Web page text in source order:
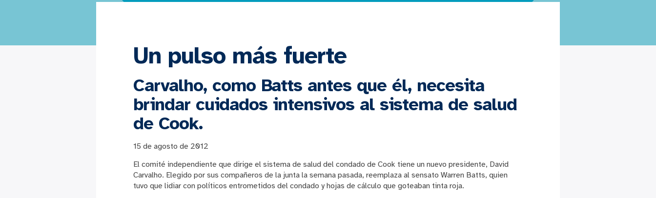
Un pulso más fuerte
Carvalho, como Batts antes que él, necesita
brindar cuidados intensivos al sistema de salud
de Cook.
15 de agosto de 2012
El comité independiente que dirige el sistema de salud del condado de Cook tiene un nuevo presidente, David
Carvalho. Elegido por sus compañeros de la junta la semana pasada, reemplaza al sensato Warren Batts, quien
tuvo que lidiar con políticos entrometidos del condado y hojas de cálculo que goteaban tinta roja.